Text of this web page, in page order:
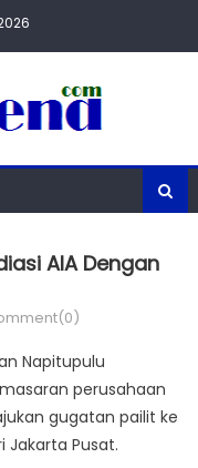
AIA Dengan
Napitupulu
perusahaan
gugatan pailit ke
Jakarta Pusat.